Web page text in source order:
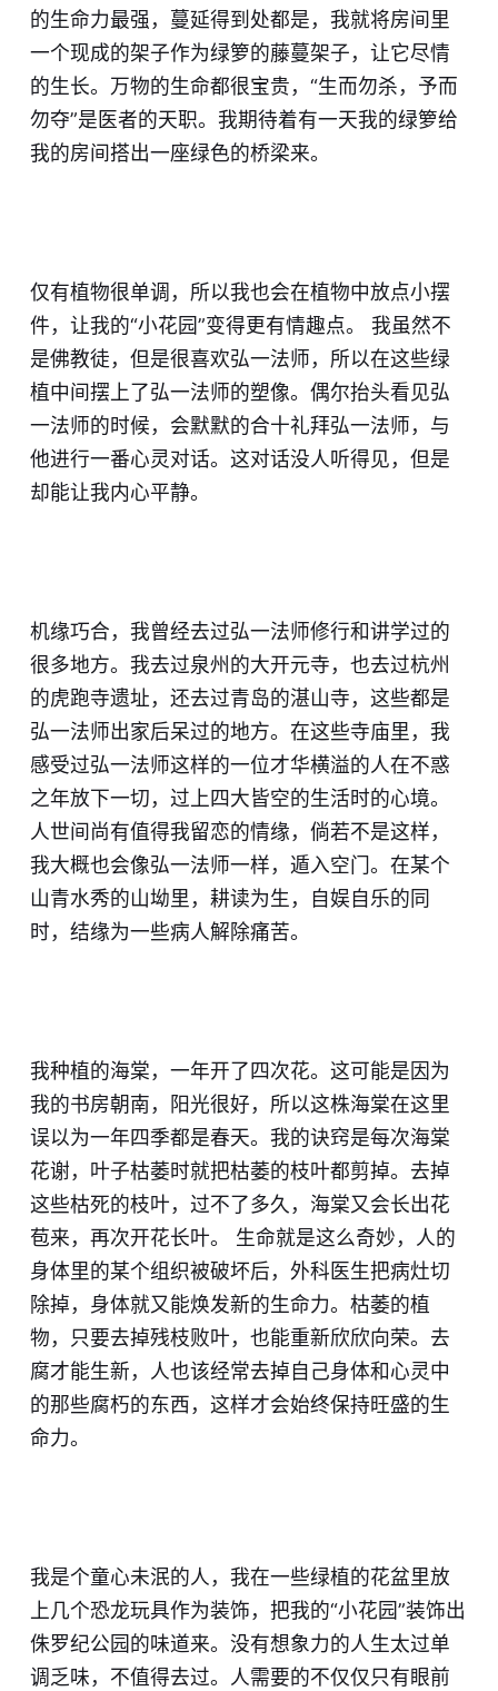
的生命力最强，蔓延得到处都是，我就将房间里
一个现成的架子作为绿箩的藤蔓架子，让它尽情
的生长。万物的生命都很宝贵，“生而勿杀，予而
勿夺”是医者的天职。我期待着有一天我的绿箩给
我的房间搭出一座绿色的桥梁来。
仅有植物很单调，所以我也会在植物中放点小摆
件，让我的“小花园”变得更有情趣点。 我虽然不
是佛教徒，但是很喜欢弘一法师，所以在这些绿
植中间摆上了弘一法师的塑像。偶尔抬头看见弘
一法师的时候，会默默的合十礼拜弘一法师，与
他进行一番心灵对话。这对话没人听得见，但是
却能让我内心平静。
机缘巧合，我曾经去过弘一法师修行和讲学过的
很多地方。我去过泉州的大开元寺，也去过杭州
的虎跑寺遗址，还去过青岛的湛山寺，这些都是
弘一法师出家后呆过的地方。在这些寺庙里，我
感受过弘一法师这样的一位才华横溢的人在不惑
之年放下一切，过上四大皆空的生活时的心境。
人世间尚有值得我留恋的情缘，倘若不是这样，
我大概也会像弘一法师一样，遁入空门。在某个
山青水秀的山坳里，耕读为生，自娱自乐的同
时，结缘为一些病人解除痛苦。
我种植的海棠，一年开了四次花。这可能是因为
我的书房朝南，阳光很好，所以这株海棠在这里
误以为一年四季都是春天。我的诀窍是每次海棠
花谢，叶子枯萎时就把枯萎的枝叶都剪掉。去掉
这些枯死的枝叶，过不了多久，海棠又会长出花
苞来，再次开花长叶。 生命就是这么奇妙，人的
身体里的某个组织被破坏后，外科医生把病灶切
除掉，身体就又能焕发新的生命力。枯萎的植
物，只要去掉残枝败叶，也能重新欣欣向荣。去
腐才能生新，人也该经常去掉自己身体和心灵中
的那些腐朽的东西，这样才会始终保持旺盛的生
命力。
我是个童心未泯的人，我在一些绿植的花盆里放
上几个恐龙玩具作为装饰，把我的“小花园”装饰出
侏罗纪公园的味道来。没有想象力的人生太过单
调乏味，不值得去过。人需要的不仅仅只有眼前